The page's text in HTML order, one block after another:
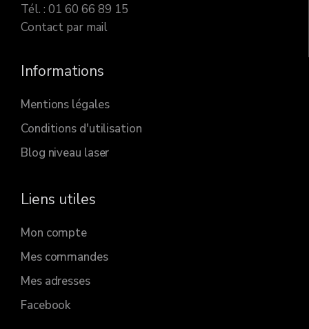
Tél. : 01 60 66 89 15
Contact par mail
Informations
Mentions légales
Conditions d'utilisation
Blog niveau laser
Liens utiles
Mon compte
Mes commandes
Mes adresses
Facebook